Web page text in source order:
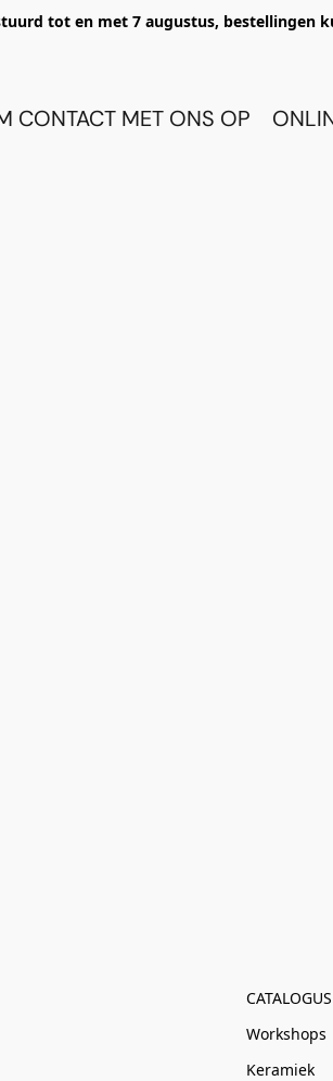
tot en met 7 augustus, bestellingen
CONTACT MET ONS OP
CATALOGUS
Workshops
Keramiek